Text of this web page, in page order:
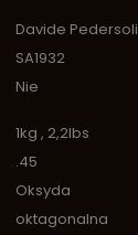
Davide Pedersoli
SA1932
Nie
1kg , 2,2lbs
.45
Oksyda
oktagonalna